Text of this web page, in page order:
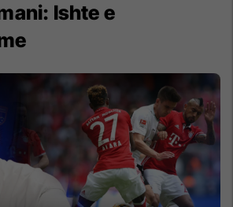
Ishte e